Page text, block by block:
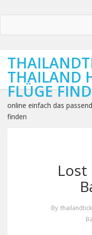
THAILAND
FLÜGE
online einfach das
finden
Lost
By